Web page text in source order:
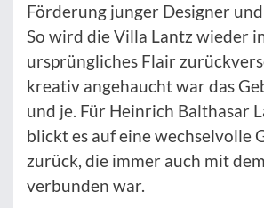
Förderung junger Designer
So wird die Villa Lantz wieder
ursprüngliches Flair
kreativ angehaucht war das
und je. Für Heinrich Balthasar
blickt es auf eine wechselvolle
zurück, die immer auch mit
verbunden war.